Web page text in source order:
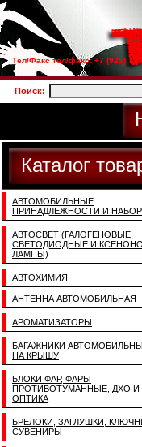
Тел/Факс тел/факс: +7 (925)
Поиск:
Каталог
АВТОМОБИЛЬНЫЕ
ПРИНАДЛЕЖНОСТИ И
АВТОСВЕТ (ГАЛОГЕНОВЫЕ,
СВЕТОДИОДНЫЕ И
ЛАМПЫ)
АВТОХИМИЯ
АНТЕННА АВТОМОБИЛЬНАЯ
АРОМАТИЗАТОРЫ
БАГАЖНИКИ
НА КРЫШУ
БЛОКИ ФАР, ФАРЫ
ПРОТИВОТУМАННЫЕ, ДХО И
ОПТИКА
БРЕЛОКИ, ЗАГЛУШКИ,
СУВЕНИРЫ